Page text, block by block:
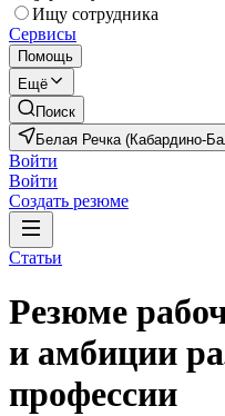
Ищу сотрудника
Сервисы
Помощь
Ещё
Поиск
Белая Речка (Кабардино-
Войти
Войти
Создать резюме
Статьи
Резюме
и амбиции
профессии